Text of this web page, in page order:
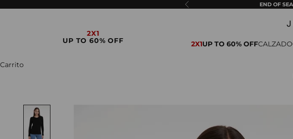
Anterior END OF
2X1UP TO 60% OFFCALZADO
2X1
UP TO 60% OFF
Carrito